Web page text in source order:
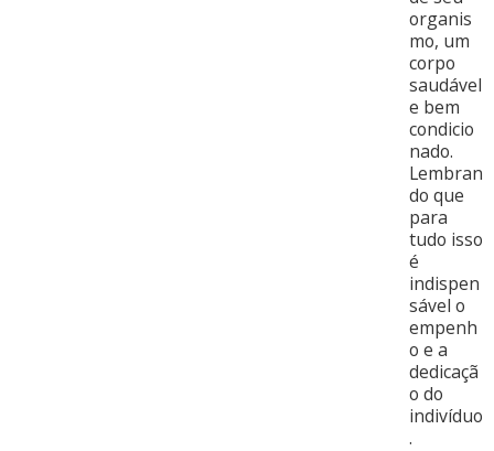
organis
mo, um
corpo
saudável
e bem
condicio
nado.
Lembran
do que
para
tudo isso
é
indispen
sável o
empenh
o e a
dedicaçã
o do
indivíduo
.